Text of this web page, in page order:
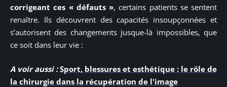
corrigeant ces « défauts », certains patients se sentent
renaître. Ils découvrent des capacités insoupçonnées et
s’autorisent des changements jusque-là impossibles, que
ce soit dans leur vie :
A voir aussi : Sport, blessures et esthétique : le rôle de
la chirurgie dans la récupération de l'image